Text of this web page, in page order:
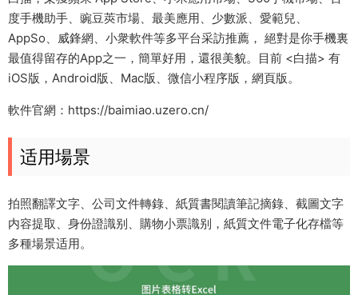
度手機助手、豌豆莢市場、最美應用、少數派、愛範兒、
AppSo、威鋒網、小衆軟件等多平台采訪推薦， 絕對是你手機裏
最值得留存的App之一，簡單好用，還很美貌。目前 <白描> 有
iOS版，Android版、Mac版、微信小程序版，網頁版。
軟件官網：https://baimiao.uzero.cn/
适用場景
拍照翻譯文字、公司文件轉錄、紙質書閱讀筆記摘錄、截圖文字
内容提取、身份證識别、購物小票識别，紙質文件電子化存檔等
多種場景适用。